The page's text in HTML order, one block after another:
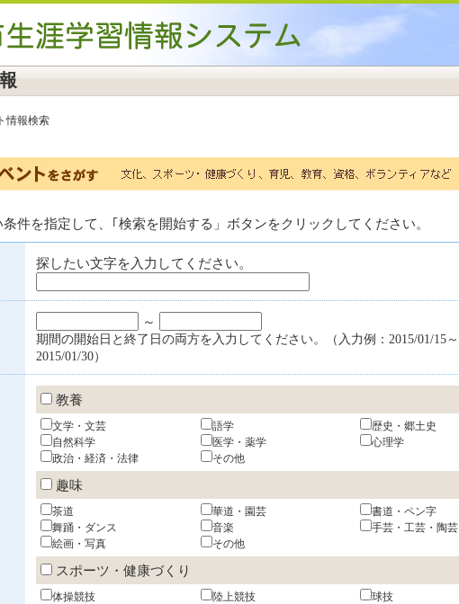
情報検索
件を指定して、｢検索を開始する」ボタンをクリックしてください。
探したい文字を入力してください。
～
期間の開始日と終了日の両方を入力してください。（入力例：2015/01/15～
2015/01/30）
教養
文学・文芸 語学
歴史・郷土史
自然科学
医学・薬学
心理学
政治・経済・法律
その他
趣味
茶道 華道・園芸
書道・ペン字
舞踊・ダンス
音楽
手芸・工芸・陶芸
絵画・写真
その他
スポーツ・健康づくり
体操競技 陸上競技
球技